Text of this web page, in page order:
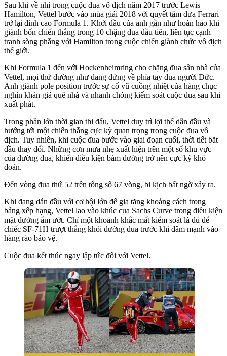
Sau khi về nhì trong cuộc đua vô địch năm 2017 trước Lewis
Hamilton, Vettel bước vào mùa giải 2018 với quyết tâm đưa Ferrari
trở lại đỉnh cao Formula 1. Khởi đầu của anh gần như hoàn hảo khi
giành bốn chiến thắng trong 10 chặng đua đầu tiên, liên tục cạnh
tranh sòng phẳng với Hamilton trong cuộc chiến giành chức vô địch
thế giới.
Khi Formula 1 đến với Hockenheimring cho chặng đua sân nhà của
Vettel, mọi thứ dường như đang đứng về phía tay đua người Đức.
Anh giành pole position trước sự cổ vũ cuồng nhiệt của hàng chục
nghìn khán giả quê nhà và nhanh chóng kiểm soát cuộc đua sau khi
xuất phát.
Trong phần lớn thời gian thi đấu, Vettel duy trì lợi thế dẫn đầu và
hướng tới một chiến thắng cực kỳ quan trọng trong cuộc đua vô
địch. Tuy nhiên, khi cuộc đua bước vào giai đoạn cuối, thời tiết bắt
đầu thay đổi. Những cơn mưa nhẹ xuất hiện trên một số khu vực
của đường đua, khiến điều kiện bám đường trở nên cực kỳ khó
đoán.
Đến vòng đua thứ 52 trên tổng số 67 vòng, bi kịch bất ngờ xảy ra.
Khi đang dẫn đầu với cơ hội lớn để gia tăng khoảng cách trong
bảng xếp hạng, Vettel lao vào khúc cua Sachs Curve trong điều kiện
mặt đường ẩm ướt. Chỉ một khoảnh khắc mất kiểm soát là đủ để
chiếc SF-71H trượt thẳng khỏi đường đua trước khi đâm mạnh vào
hàng rào bảo vệ.
Cuộc đua kết thúc ngay lập tức đối với Vettel.